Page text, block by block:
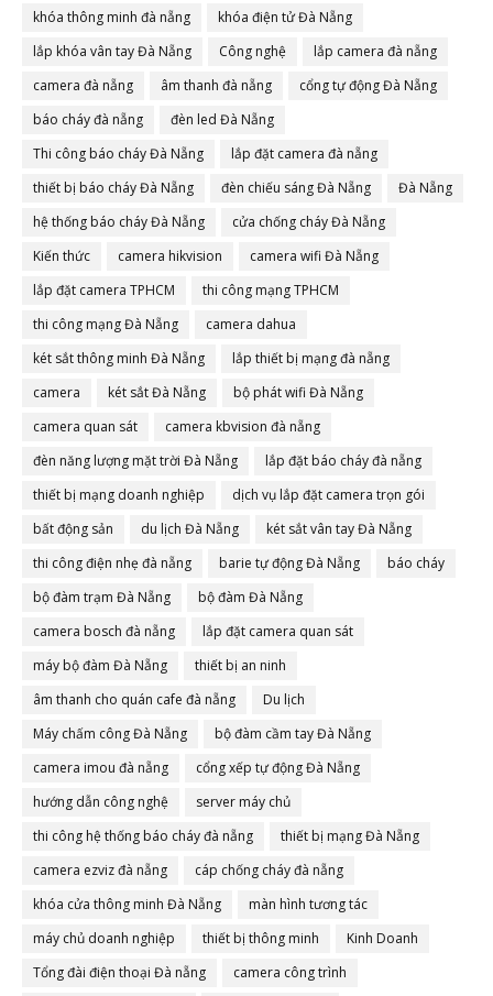
khóa thông minh đà nẵng
khóa điện tử Đà Nẵng
lắp khóa vân tay Đà Nẵng
Công nghệ
lắp camera đà nẵng
camera đà nẵng
âm thanh đà nẵng
cổng tự động Đà Nẵng
báo cháy đà nẵng
đèn led Đà Nẵng
Thi công báo cháy Đà Nẵng
lắp đặt camera đà nẵng
thiết bị báo cháy Đà Nẵng
đèn chiếu sáng Đà Nẵng
Đà Nẵng
hệ thống báo cháy Đà Nẵng
cửa chống cháy Đà Nẵng
Kiến thức
camera hikvision
camera wifi Đà Nẵng
lắp đặt camera TPHCM
thi công mạng TPHCM
thi công mạng Đà Nẵng
camera dahua
két sắt thông minh Đà Nẵng
lắp thiết bị mạng đà nẵng
camera
két sắt Đà Nẵng
bộ phát wifi Đà Nẵng
camera quan sát
camera kbvision đà nẵng
đèn năng lượng mặt trời Đà Nẵng
lắp đặt báo cháy đà nẵng
thiết bị mạng doanh nghiệp
dịch vụ lắp đặt camera trọn gói
bất động sản
du lịch Đà Nẵng
két sắt vân tay Đà Nẵng
thi công điện nhẹ đà nẵng
barie tự động Đà Nẵng
báo cháy
bộ đàm trạm Đà Nẵng
bộ đàm Đà Nẵng
camera bosch đà nẵng
lắp đặt camera quan sát
máy bộ đàm Đà Nẵng
thiết bị an ninh
âm thanh cho quán cafe đà nẵng
Du lịch
Máy chấm công Đà Nẵng
bộ đàm cầm tay Đà Nẵng
camera imou đà nẵng
cổng xếp tự động Đà Nẵng
hướng dẫn công nghệ
server máy chủ
thi công hệ thống báo cháy đà nẵng
thiết bị mạng Đà Nẵng
camera ezviz đà nẵng
cáp chống cháy đà nẵng
khóa cửa thông minh Đà Nẵng
màn hình tương tác
máy chủ doanh nghiệp
thiết bị thông minh
Kinh Doanh
Tổng đài điện thoại Đà nẵng
camera công trình